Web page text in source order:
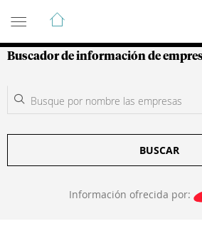
Guía de Empresas
Buscador de información de
BUSCAR
Información ofrecida por: